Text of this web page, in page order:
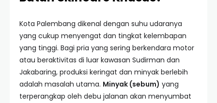
Kota Palembang dikenal dengan suhu udaranya
yang cukup menyengat dan tingkat kelembapan
yang tinggi. Bagi pria yang sering berkendara motor
atau beraktivitas di luar kawasan Sudirman dan
Jakabaring, produksi keringat dan minyak berlebih
adalah masalah utama. Minyak (sebum) yang
terperangkap oleh debu jalanan akan menyumbat